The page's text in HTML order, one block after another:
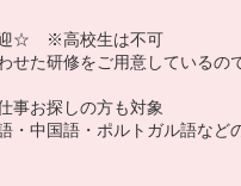
迎☆ ※高校生は不可
せた研修をご用意しているの
事お探しの方も対象
・中国語・ポルトガル語など